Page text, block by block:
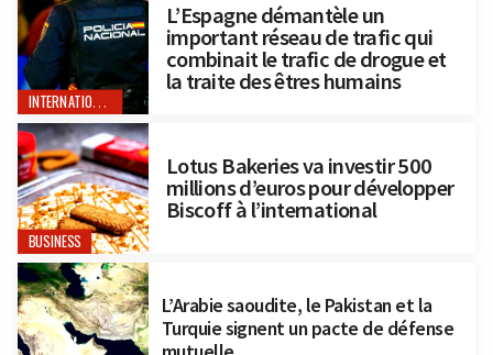
INTERNATIONAL
L’Espagne démantèle un
important réseau de trafic qui
combinait le trafic de drogue et
la traite des êtres humains
BUSINESS
Lotus Bakeries va investir 500
millions d’euros pour développer
Biscoff à l’international
L’Arabie saoudite, le Pakistan et la
Turquie signent un pacte de défense